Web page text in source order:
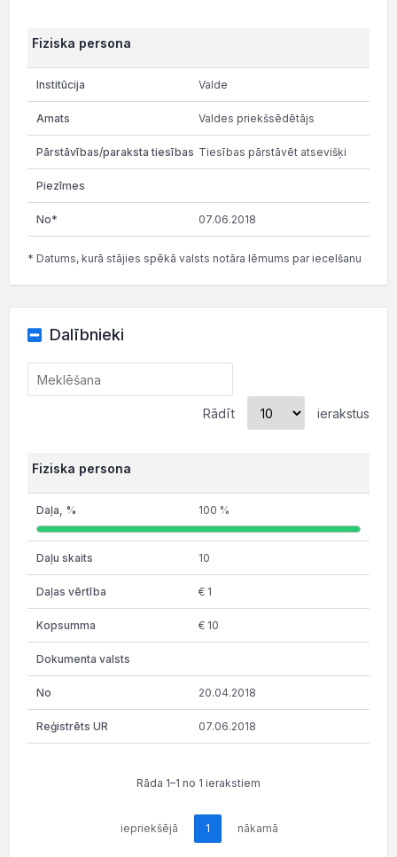
Fiziska persona
Valde
Valdes priekšsēdētājs
Tiesības pārstāvēt atsevišķi
07.06.2018
* Datums, kurā stājies spēkā valsts notāra lēmums par iecelšanu
Dalībnieki
Rādīt ierakstus
Fiziska persona
100 %
10
€ 1
€ 10
20.04.2018
07.06.2018
Rāda 1–1 no 1 ierakstiem
iepriekšējā 1 nākamā